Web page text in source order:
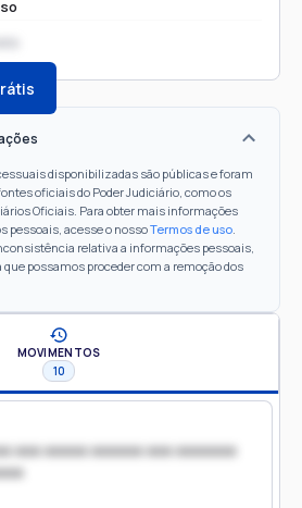
disponibilizadas são públicas e foram
oficiais do Poder Judiciário, como os
Oficiais. Para obter mais informações
pessoais, acesse o nossoTermos de uso.
relativa a informações pessoais,
que possamos proceder com a remoção dos
MOVIMENTOS
10
xxx xxxxx xxxxxx xxx xxxxxxx